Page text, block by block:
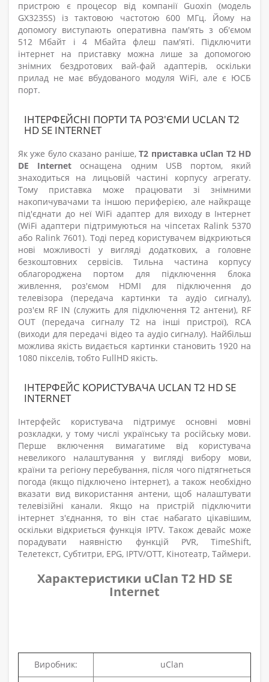
пристрою є процесор від компанії Guoxin (модель
GX3235S) із тактовою частотою 600 МГц. Йому на
допомогу виступають оперативна пам'ять з об'ємом
512 Мбайт і 4 Мбайта флеш пам'яті. Підключити
інтернет на приставку можна лише за допомогою
знімних бездротових вай-фай адаптерів, оскільки
прилад не має вбудованого модуля WiFi, але є ЮСБ
порт.
ІНТЕРФЕЙСНІ ПОРТИ ТА РОЗ'ЄМИ UCLAN T2
HD SE INTERNET
Як уже було сказано раніше, T2 приставка uClan T2 HD
DE Internet
оснащена одним USB портом, який
знаходиться на лицьовій частині корпусу агрегату.
Тому приставка може працювати зі знімними
накопичувачами та іншою периферією, але найкраще
під'єднати до неї WiFi адаптер для виходу в Інтернет
(WiFi адаптери підтримуються на чіпсетах Ralink 5370
або Ralink 7601). Тоді перед користувачем відкриються
нові можливості у вигляді додаткових, а головне
безкоштовних сервісів. Тильна частина корпусу
облагороджена портом для підключення блока
живлення, роз'ємом HDMI для підключення до
телевізора (передача картинки та аудіо сигналу),
роз'єм RF IN (служить для підключення T2 антени), RF
OUT (передача сигналу Т2 на інші пристрої), RCA
(виходи для передачі відео та аудіо сигналу). Найбільш
можлива якість видається картинки становить 1920 на
1080 пікселів, тобто FullHD якість.
ІНТЕРФЕЙС КОРИСТУВАЧА UCLAN T2 HD SE
INTERNET
Інтерфейс користувача підтримує основні мовні
розкладки, у тому числі українську та російську мови.
Перше включення вимагатиме від користувача
невеликого налаштування у вигляді вибору мови,
країни та регіону перебування, після чого підтягнеться
погода (якщо підключено інтернет), а також необхідно
вказати вид використання антени, щоб налаштувати
телевізійні канали. Якщо на пристрій підключити
інтернет з'єднання, то він стає набагато цікавішим,
оскільки відкриється функція IPTV. Також девайс може
порадувати наявністю функцій PVR, TimeShift,
Телетекст, Субтитри, EPG, IPTV/OTT, Кінотеатр, Таймери.
Характеристики uClan T2 HD SE
Internet
Виробник: uClan